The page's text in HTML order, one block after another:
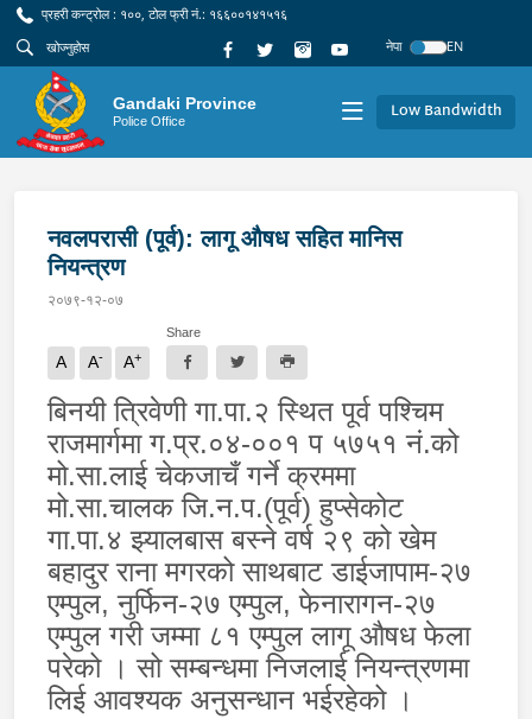
प्रहरी कन्ट्रोल : १००, टोल फ्री नं.: १६६००१४१५१६
नेपा
EN
Gandaki Province
Police Office Low Bandwidth
नवलपरासी (पूर्व): लागू औषध सहित मानिस
नियन्त्रण
२०७९-१२-०७
A A- A+
Share
बिनयी त्रिवेणी गा.पा.२ स्थित पूर्व पश्चिम
राजमार्गमा ग.प्र.०४-००१ प ५७५१ नं.को
मो.सा.लाई चेकजाचँ गर्ने क्रममा
मो.सा.चालक जि.न.प.(पूर्व) हुप्सेकोट
गा.पा.४ झ्यालबास बस्ने वर्ष २९ को खेम
बहादुर राना मगरको साथबाट डाईजापाम-२७
एम्पुल, नुर्फिन-२७ एम्पुल, फेनारागन-२७
एम्पुल गरी जम्मा ८१ एम्पुल लागू औषध फेला
परेको । सो सम्बन्धमा निजलाई नियन्त्रणमा
लिई आवश्यक अनुसन्धान भईरहेको ।